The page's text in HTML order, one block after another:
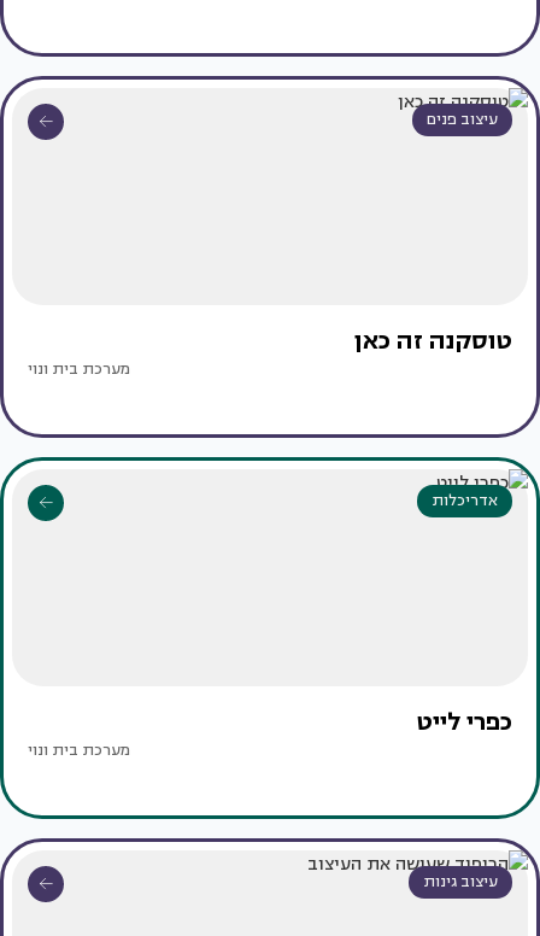
עיצוב פנים
טוסקנה זה כאן
מערכת בית ונוי
אדריכלות
כפרי לייט
מערכת בית ונוי
עיצוב גינות